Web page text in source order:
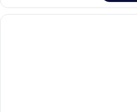
Kamar
Keluarga
(Suite)